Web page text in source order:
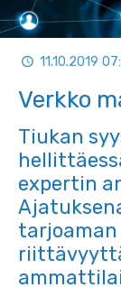
11.10.2019
Verkko
Tiukan
expertin